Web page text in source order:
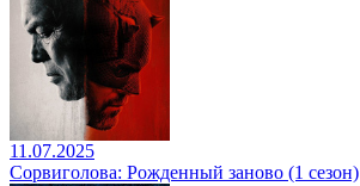
11.07.2025
Сорвиголова: Рожденный заново (1 сезон)